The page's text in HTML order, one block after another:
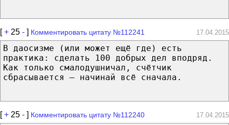
[+ 25 - ] Комментировать цитату №112241 17.04.2015
В даосизме (или может ещё где) есть
практика: сделать 100 добрых дел вподряд.
Как только смалодушничал, счётчик
сбрасывается — начинай всё сначала.
[+ 25 - ] Комментировать цитату №112240 17.04.2015